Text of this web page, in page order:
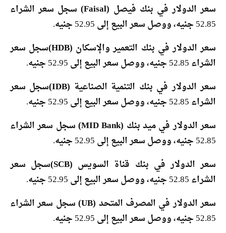
سعر الدولار في بنك فيصل (Faisal)
سجل سعر الشراء
52.85 جنيه، ووصل سعر البيع إلى 52.95 جنيه.
سعر الدولار في بنك التعمير والإسكان (HDB)
سجل سعر
الشراء 52.85 جنيه، ووصل سعر البيع إلى 52.95 جنيه.
سعر الدولار في بنك التنمية الصناعية (IDB)
سجل سعر
الشراء 52.85 جنيه، ووصل سعر البيع إلى 52.95 جنيه.
سعر الدولار في ميد بنك (MID Bank)
سجل سعر الشراء
52.85 جنيه، ووصل سعر البيع إلى 52.95 جنيه.
سعر الدولار في بنك قناة السويس (SCB)
سجل سعر
الشراء 52.85 جنيه، ووصل سعر البيع إلى 52.95 جنيه.
سعر الدولار في المصرف المتحد (UB)
سجل سعر الشراء
52.85 جنيه، ووصل سعر البيع إلى 52.95 جنيه.